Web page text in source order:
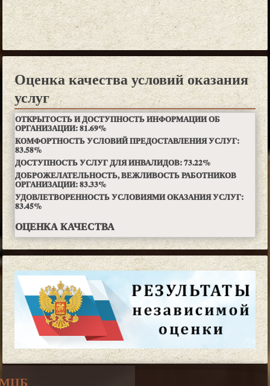
Оценка качества условий оказания
услуг
ОТКРЫТОСТЬ И ДОСТУПНОСТЬ ИНФОРМАЦИИ ОБ
ОРГАНИЗАЦИИ:81.69%
КОМФОРТНОСТЬ УСЛОВИЙ ПРЕДОСТАВЛЕНИЯ УСЛУГ:
83.58%
ДОСТУПНОСТЬ УСЛУГ ДЛЯ ИНВАЛИДОВ:73.22%
ДОБРОЖЕЛАТЕЛЬНОСТЬ, ВЕЖЛИВОСТЬ РАБОТНИКОВ
ОРГАНИЗАЦИИ:83.33%
УДОВЛЕТВОРЕННОСТЬ УСЛОВИЯМИ ОКАЗАНИЯ УСЛУГ:
83.45%
ОЦЕНКА КАЧЕСТВА